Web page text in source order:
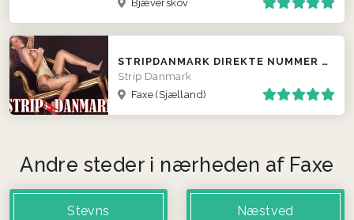
Bjæverskov
STRIPDANMARK DIREKTE NUMMER TIL STRIPPEREN
Strip Danmark
Faxe(Sjælland)
Andre steder i nærheden af Faxe
Stevns Næstved